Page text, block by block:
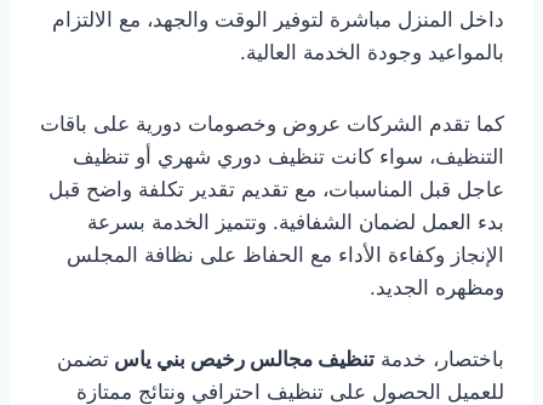
داخل المنزل مباشرة لتوفير الوقت والجهد، مع الالتزام
بالمواعيد وجودة الخدمة العالية.
كما تقدم الشركات عروض وخصومات دورية على باقات
التنظيف، سواء كانت تنظيف دوري شهري أو تنظيف
عاجل قبل المناسبات، مع تقديم تقدير تكلفة واضح قبل
بدء العمل لضمان الشفافية. وتتميز الخدمة بسرعة
الإنجاز وكفاءة الأداء مع الحفاظ على نظافة المجلس
ومظهره الجديد.
باختصار، خدمة تنظيف مجالس رخيص بني ياس تضمن
للعميل الحصول على تنظيف احترافي ونتائج ممتازة